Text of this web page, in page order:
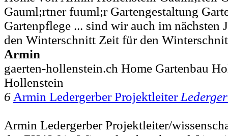
Gauml;rtner fuuml;r Gartengestaltung
Gartenpflege ... sind wir auch im nächsten
den Winterschnitt Zeit für den
Armin
gaerten-hollenstein.ch Home Gartenbau
Hollenstein
6 Armin Ledergerber Projektleiter
Armin Ledergerber Projektleiter/